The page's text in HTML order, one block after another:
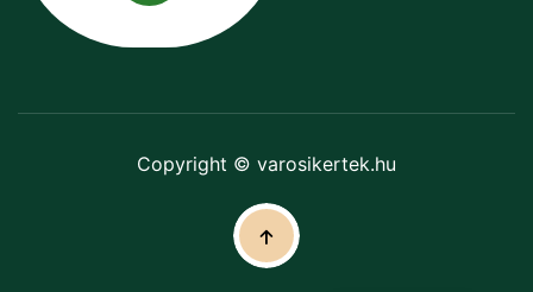
Copyright © varosikertek.hu